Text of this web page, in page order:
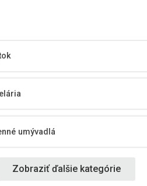
umývadlá
Zobraziť ďalšie kategórie